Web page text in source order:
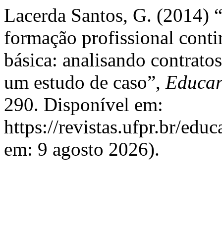
Lacerda Santos, G. (2014)
formação profissional
básica: analisando
um estudo de caso”,
290. Disponível em:
https://revistas.ufpr.br/
em: 9 agosto 2026).